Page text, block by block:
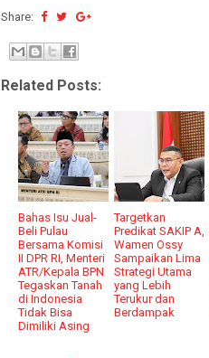
Share:
Related Posts:
Bahas Isu Jual-
Beli Pulau
Bersama Komisi
II DPR RI, Menteri
ATR/Kepala BPN
Tegaskan Tanah
di Indonesia
Tidak Bisa
Dimiliki Asing
Targetkan
Predikat SAKIP A,
Wamen Ossy
Sampaikan Lima
Strategi Utama
yang Lebih
Terukur dan
Berdampak